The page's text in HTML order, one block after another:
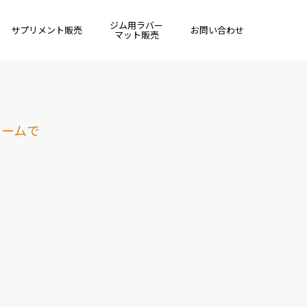
サプリメント販売 ジム用ラバー
マット販売 お問い合わせ
ムで